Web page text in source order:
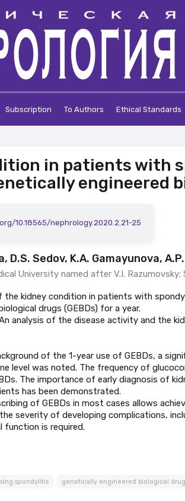
Subscription To Authors Ethical Standards
in patients with
engineered
10.18565/nephrology.2020.2.21-25
D.S. Sedov, K.A. Gamayunova,
University named after V.I. Razumovsky;
the kidney condition in patients with
drugs (GEBDs) for a year.
analysis of the disease activity and the
of the 1-year use of GEBDs, a
level was noted. The frequency of
The importance of early diagnosis of
has been demonstrated.
of GEBDs in most cases allows
severity of developing complications,
function is required.
spondylitis genetically engineered biological